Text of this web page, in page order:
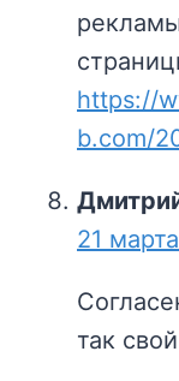
https://
b.com/
21
так